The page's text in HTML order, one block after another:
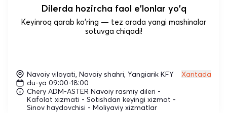
Xaritada
Navoiy viloyati, Navoiy shahri, Yangiarik KFY
du-ya 09:00-18:00
Chery ADM-ASTER Navoiy rasmiy dileri -
Kafolat xizmati - Sotishdan keyingi xizmat -
Sinov haydovchisi - Moliyaviy xizmatlar
Dilerda hozircha faol e'lonlar yo'q
Keyinroq qarab ko'ring — tez orada yangi mashinalar
sotuvga chiqadi!